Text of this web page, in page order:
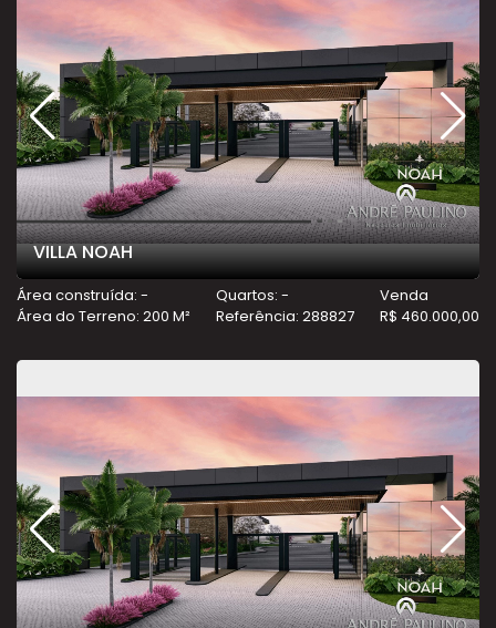
VILLA NOAH
Área construída: -
Área do Terreno: 200 M²
Quartos: -
Referência: 288827
Venda
R$ 460.000,00